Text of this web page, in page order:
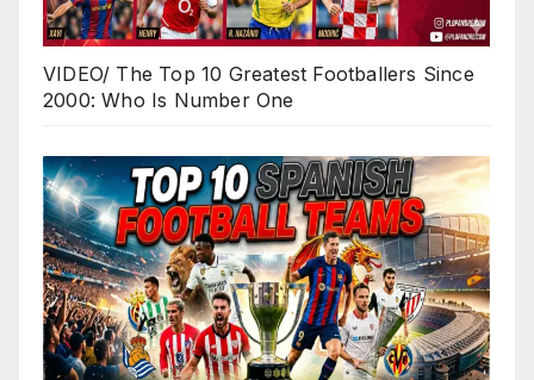
VIDEO/ The Top 10 Greatest Footballers Since
2000: Who Is Number One